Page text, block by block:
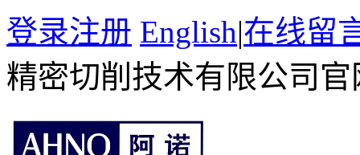
登录注册 English|在线留
精密切削技术有限公司官